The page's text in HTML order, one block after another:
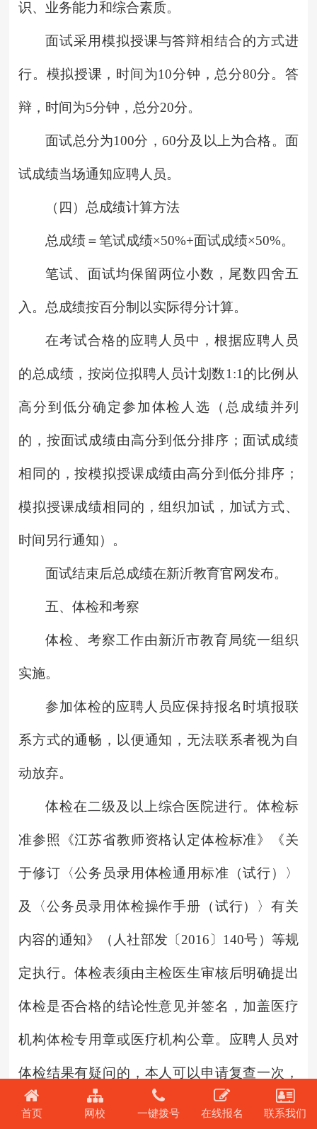
识、业务能力和综合素质。
面试采用模拟授课与答辩相结合的方式进
行。模拟授课，时间为10分钟，总分80分。答
辩，时间为5分钟，总分20分。
面试总分为100分，60分及以上为合格。面
试成绩当场通知应聘人员。
（四）总成绩计算方法
总成绩＝笔试成绩×50%+面试成绩×50%。
笔试、面试均保留两位小数，尾数四舍五
入。总成绩按百分制以实际得分计算。
在考试合格的应聘人员中，根据应聘人员
的总成绩，按岗位拟聘人员计划数1:1的比例从
高分到低分确定参加体检人选（总成绩并列
的，按面试成绩由高分到低分排序；面试成绩
相同的，按模拟授课成绩由高分到低分排序；
模拟授课成绩相同的，组织加试，加试方式、
时间另行通知）。
面试结束后总成绩在新沂教育官网发布。
五、体检和考察
体检、考察工作由新沂市教育局统一组织
实施。
参加体检的应聘人员应保持报名时填报联
系方式的通畅，以便通知，无法联系者视为自
动放弃。
体检在二级及以上综合医院进行。体检标
准参照《江苏省教师资格认定体检标准》《关
于修订〈公务员录用体检通用标准（试行）〉
及〈公务员录用体检操作手册（试行）〉有关
内容的通知》（人社部发〔2016〕140号）等规
定执行。体检表须由主检医生审核后明确提出
体检是否合格的结论性意见并签名，加盖医疗
机构体检专用章或医疗机构公章。应聘人员对
体检结果有疑问的，本人可以申请复查一次，
并到指定的医疗机构重新检查。
首页 网校 一键拨号 在线报名 联系我们